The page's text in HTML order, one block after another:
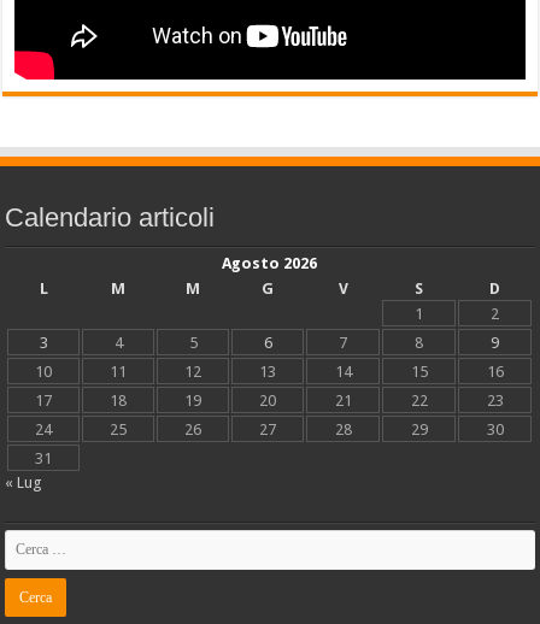
Calendario articoli
Agosto 2026
L
M M G V S
D
1
2
3
4 5 6 7 8
9
10
11 12 13 14 15
16
17
18 19 20 21 22
23
24
25 26 27 28 29
30
31
« Lug